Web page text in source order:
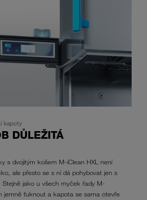
kapoty
DŮLEŽITÁ
s dvojitým košem M-iClean HXL není
ale přesto se s ní dá pohybovat jen s
Stejně jako u všech myček řady M-
jemně ťuknout a kapota se sama otevře